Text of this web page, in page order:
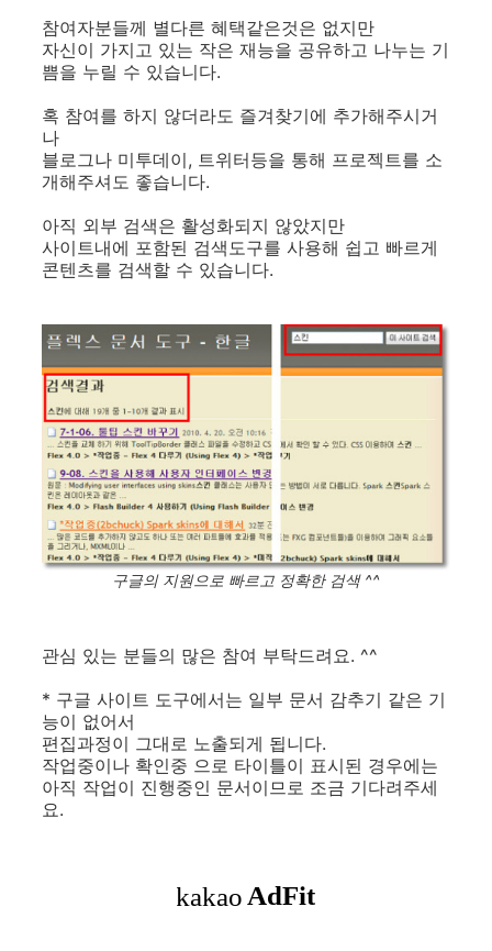
참여자분들께 별다른 혜택같은것은 없지만
자신이 가지고 있는 작은 재능을 공유하고 나누는 기
쁨을 누릴 수 있습니다.
혹 참여를 하지 않더라도 즐겨찾기에 추가해주시거
나
블로그나 미투데이, 트위터등을 통해 프로젝트를 소
개해주셔도 좋습니다.
아직 외부 검색은 활성화되지 않았지만
사이트내에 포함된 검색도구를 사용해 쉽고 빠르게
콘텐츠를 검색할 수 있습니다.
구글의 지원으로 빠르고 정확한 검색 ^^
관심 있는 분들의 많은 참여 부탁드려요. ^^
* 구글 사이트 도구에서는 일부 문서 감추기 같은 기
능이 없어서
편집과정이 그대로 노출되게 됩니다.
작업중이나 확인중 으로 타이틀이 표시된 경우에는
아직 작업이 진행중인 문서이므로 조금 기다려주세
요.